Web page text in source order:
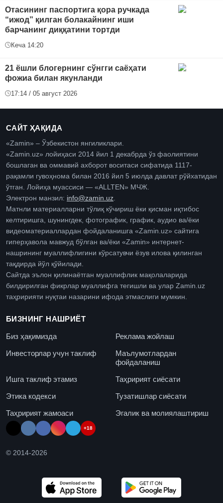
Отасининг паспортига қора ручкада
“ижод” қилган болакайнинг иши
барчанинг диққатини тортди
Кеча 14:20
21 ёшли блогернинг сўнгги саёҳати
фожиа билан якунланди
17:14 / 05 август 2026
САЙТ ҲАҚИДА
«Zamin» – Ўзбекистон янгиликлари.
«Zamin.uz» лойиҳаси 2014 йил 1 декабрда ўз фаолиятини
бошлаган ва оммавий ахборот воситаси сифатида 1117-
рақамли гувоҳнома билан 2016 йил 5 июлда давлат рўйхатидан
ўтган. Лойиҳа муассиси — «ALLTEN» МЧЖ.
Электрон манзил: info@zamin.uz
Матнли материалларни тўлиқ кўчириш ёки қисман иқтибос
келтиришга, шунингдек, фотографик, график, аудио ва/ёки
видеоматериаллардан фойдаланишга «Zamin.uz» сайтига
гиперҳавола мавжуд бўлган ва/ёки «Zamin» интернет-
нашрининг муаллифлигини кўрсатувчи ёзув илова қилинган
тақдирда йўл қўйилади.
Сайтда эълон қилинаётган муаллифлик мақолаларида
билдирилган фикрлар муаллифга тегишли ва улар Zamin.uz
таҳририяти нуқтаи назарини ифода этмаслиги мумкин.
БИЗНИНГ НАШРИЁТ
Биз ҳақимизда
Реклама жойлаш
Инвесторлар учун таклиф
Маълумотлардан
фойдаланиш
Ишга таклиф этамиз
Таҳририят сиёсати
Этика кодекси
Тузатишлар сиёсати
Таҳририят жамоаси
Эгалик ва молиялаштириш
+18
© 2014-2026